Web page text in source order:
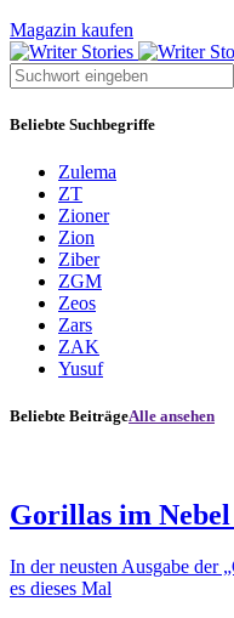
Magazin kaufen
Beliebte Suchbegriffe
Zulema
ZT
Zioner
Zion
Ziber
ZGM
Zeos
Zars
ZAK
Yusuf
Beliebte BeiträgeAlle ansehen
Gorillas im
In der neusten Ausgabe der
es dieses Mal